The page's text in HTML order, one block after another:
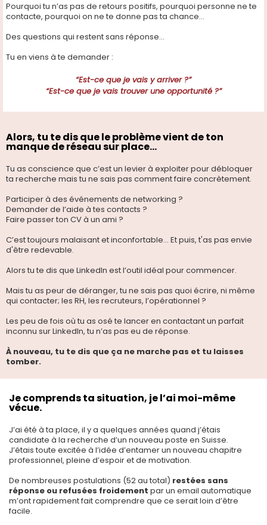
Pourquoi tu n’as pas de retours positifs, pourquoi personne ne te
contacte, pourquoi on ne te donne pas ta chance…
Des questions qui restent sans réponse...
Tu en viens à te demander :
“Est-ce que je vais y arriver ?”
“Est-ce que je vais trouver une opportunité ?”
Alors, tu te dis que le problème vient de ton
manque de réseau sur place…
Tu as conscience que c’est un levier à exploiter pour débloquer
ta recherche mais tu ne sais pas comment faire concrètement.
Participer à des événements de networking ?
Demander de l’aide à tes contacts ?
Faire passer ton CV à un ami ?
C’est toujours malaisant et inconfortable… Et puis, t'as pas envie
d'être redevable.
Alors tu te dis que LinkedIn est l’outil idéal pour commencer.
Mais tu as peur de déranger, tu ne sais pas quoi écrire, ni même
qui contacter; les RH, les recruteurs, l’opérationnel ?
Les peu de fois où tu as osé te lancer en contactant un parfait
inconnu sur LinkedIn, tu n’as pas eu de réponse.
À nouveau, tu te dis que ça ne marche pas et tu laisses
tomber.
Je comprends ta situation, je l’ai moi-même
vécue.
J’ai été à ta place, il y a quelques années quand j’étais
candidate à la recherche d’un nouveau poste en Suisse.
J’étais toute excitée à l’idée d’entamer un nouveau chapitre
professionnel, pleine d’espoir et de motivation.
De nombreuses postulations (52 au total) restées sans
réponse ou refusées froidement par un email automatique
m’ont rapidement fait comprendre que ce serait loin d’être
facile.